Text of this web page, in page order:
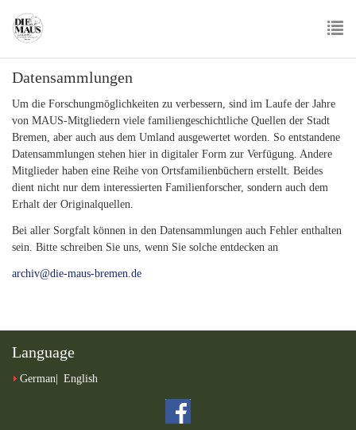
main
Datensammlungen
Um die Forschungmöglichkeiten zu verbessern, sind im Laufe der Jahre
von MAUS-Mitgliedern viele familiengeschichtliche Quellen der Stadt
Bremen, aber auch aus dem Umland ausgewertet worden. So entstandene
Datensammlungen stehen hier in digitaler Form zur Verfügung. Andere
Mitglieder haben eine Reihe von Ortsfamilienbüchern erstellt. Beides
dient nicht nur dem interessierten Familienforscher, sondern auch dem
Erhalt der Originalquellen.
Bei aller Sorgfalt können in den Datensammlungen auch Fehler enthalten
sein. Bitte schreiben Sie uns, wenn Sie solche entdecken an
archiv@die-maus-bremen.de
Language
German English